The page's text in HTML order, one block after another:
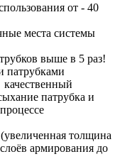
от - 40
места системы
выше в 5 раз!
патрубками
патрубка и
толщина
армирования до